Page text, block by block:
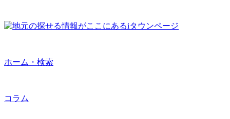
ホーム・検索
コラム